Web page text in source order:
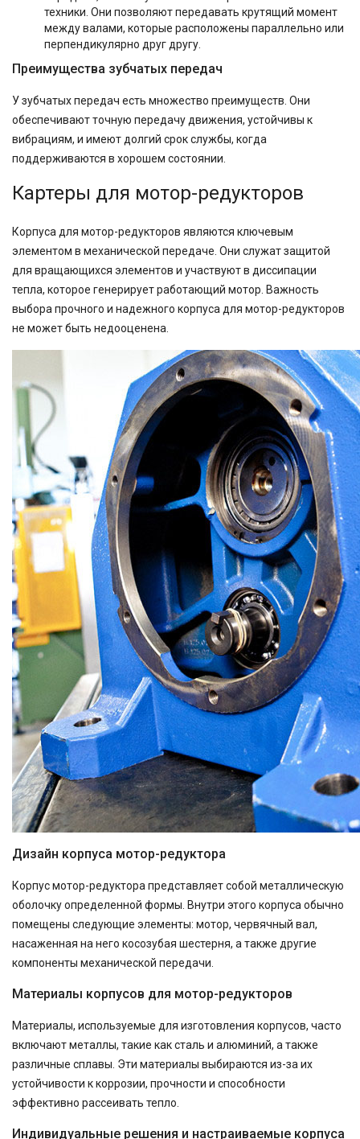
техники. Они позволяют передавать крутящий момент
между валами, которые расположены параллельно или
перпендикулярно друг другу.
Преимущества зубчатых передач
У зубчатых передач есть множество преимуществ. Они
обеспечивают точную передачу движения, устойчивы к
вибрациям, и имеют долгий срок службы, когда
поддерживаются в хорошем состоянии.
Картеры для мотор-редукторов
Корпуса для мотор-редукторов являются ключевым
элементом в механической передаче. Они служат защитой
для вращающихся элементов и участвуют в диссипации
тепла, которое генерирует работающий мотор. Важность
выбора прочного и надежного корпуса для мотор-редукторов
не может быть недооценена.
Дизайн корпуса мотор-редуктора
Корпус мотор-редуктора представляет собой металлическую
оболочку определенной формы. Внутри этого корпуса обычно
помещены следующие элементы: мотор, червячный вал,
насаженная на него косозубая шестерня, а также другие
компоненты механической передачи.
Материалы корпусов для мотор-редукторов
Материалы, используемые для изготовления корпусов, часто
включают металлы, такие как сталь и алюминий, а также
различные сплавы. Эти материалы выбираются из-за их
устойчивости к коррозии, прочности и способности
эффективно рассеивать тепло.
Индивидуальные решения и настраиваемые корпуса